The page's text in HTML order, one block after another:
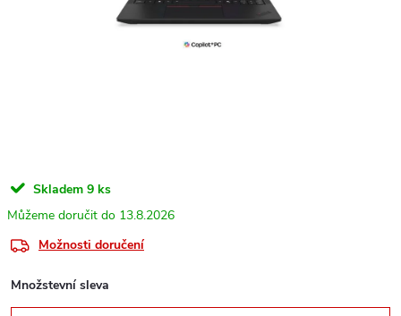
Skladem 9 ks
13.8.2026
Možnosti doručení
Množstevní sleva